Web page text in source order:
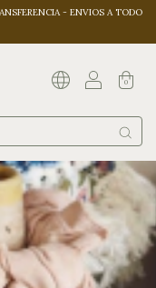
- ENVIOS A TODO
0